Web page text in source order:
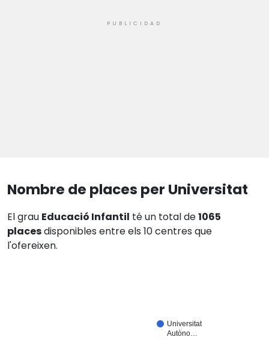
Nombre de places per Universitat
El grau Educació Infantil té un total de1065
placesdisponibles entre els 10 centres que
l'ofereixen.
Universitat
Autòno…